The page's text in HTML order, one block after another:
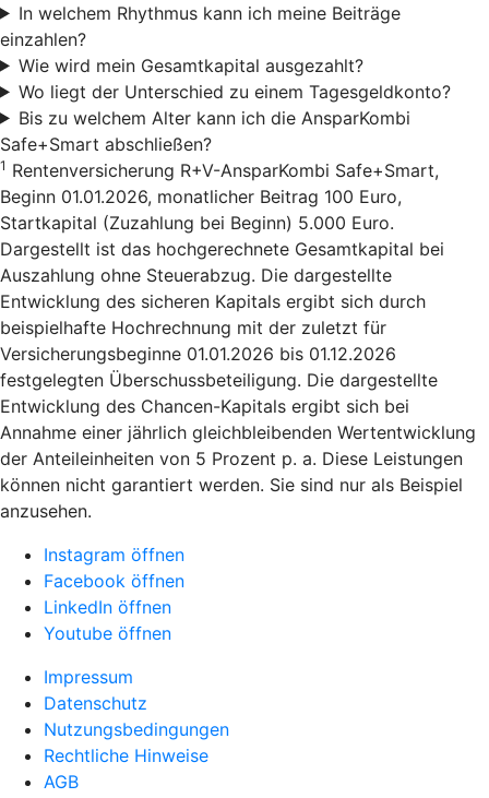
In welchem Rhythmus kann ich meine Beiträge
einzahlen?
Wie wird mein Gesamtkapital ausgezahlt?
Wo liegt der Unterschied zu einem Tagesgeldkonto?
Bis zu welchem Alter kann ich die AnsparKombi
Safe+Smart abschließen?
1 Rentenversicherung R+V-AnsparKombi Safe+Smart,
Beginn 01.01.2026, monatlicher Beitrag 100 Euro,
Startkapital (Zuzahlung bei Beginn) 5.000 Euro.
Dargestellt ist das hochgerechnete Gesamtkapital bei
Auszahlung ohne Steuerabzug. Die dargestellte
Entwicklung des sicheren Kapitals ergibt sich durch
beispielhafte Hochrechnung mit der zuletzt für
Versicherungsbeginne 01.01.2026 bis 01.12.2026
festgelegten Überschussbeteiligung. Die dargestellte
Entwicklung des Chancen-Kapitals ergibt sich bei
Annahme einer jährlich gleichbleibenden Wertentwicklung
der Anteileinheiten von 5 Prozent p. a. Diese Leistungen
können nicht garantiert werden. Sie sind nur als Beispiel
anzusehen.
Instagram öffnen
Facebook öffnen
LinkedIn öffnen
Youtube öffnen
Impressum
Datenschutz
Nutzungsbedingungen
Rechtliche Hinweise
AGB